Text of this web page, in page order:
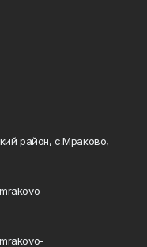
район, с.Мраково,